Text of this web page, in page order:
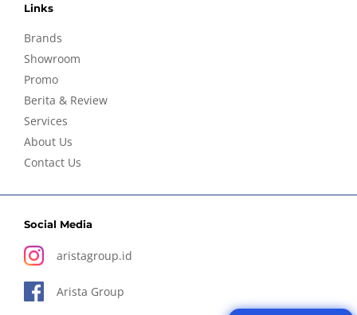
Links
Brands
Showroom
Promo
Berita & Review
Services
About Us
Contact Us
Social Media
aristagroup.id
Arista Group